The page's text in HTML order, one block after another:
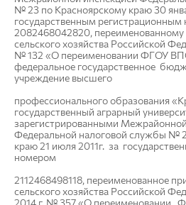
№ 23 по Красноярскому краю 30
государственным
2082468042820,
сельского хозяйства Российской
№ 132 «О переименовании ФГОУ
федеральное государственное
учреждение высшего
профессионального образования
государственный аграрный
зарегистрированными
Федеральной налоговой службы №
краю 21 июля 2011г. за
номером
2112468498118, переименованное
сельского хозяйства Российской
2014 г. № 357 «О переименовании